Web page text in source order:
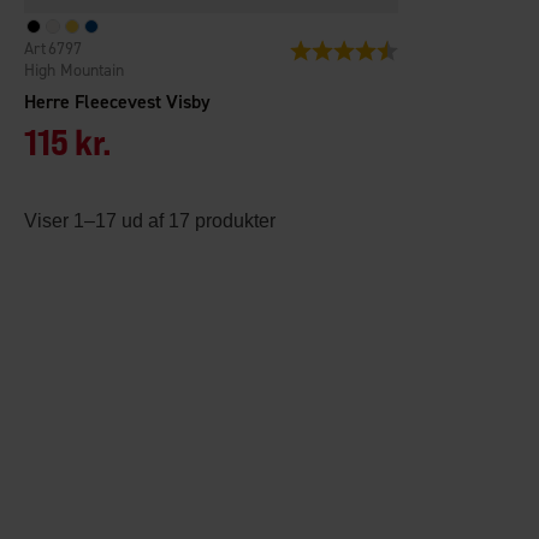
Herre Fleecevest Visby
High Mountain
6797
115 kr.
Vurdering:
Viser 1–17 ud af 17 produkter